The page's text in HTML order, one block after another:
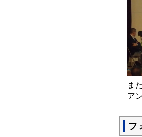
ま
ア
フ